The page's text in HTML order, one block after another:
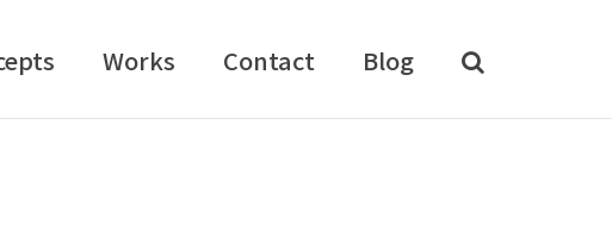
Works Contact Blog